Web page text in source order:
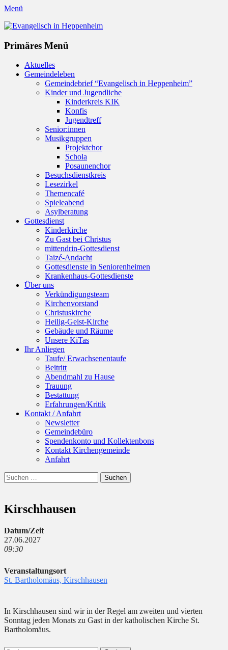
Menü
Evangelisch in Heppenheim
Primäres Menü
Zum
Inhalt
Aktuelles
Gemeindeleben
Gemeindebrief “Evangelisch in Heppenheim”
Kinder und Jugendliche
Kinderkreis KIK
Konfis
Jugendtreff
Senior:innen
Musikgruppen
Projektchor
Schola
Posaunenchor
Besuchsdienstkreis
Lesezirkel
Themencafé
Spieleabend
Asylberatung
Gottesdienst
Kinderkirche
Zu Gast bei Christus
mittendrin-Gottesdienst
Taizé-Andacht
Gottesdienste in Seniorenheimen
Krankenhaus-Gottesdienste
Über uns
Verkündigungsteam
Kirchenvorstand
Christuskirche
Heilig-Geist-Kirche
Gebäude und Räume
Unsere KiTas
Ihr Anliegen
Taufe/ Erwachsenentaufe
Beitritt
Abendmahl zu Hause
Trauung
Bestattung
Erfahrungen/Kritik
Kontakt / Anfahrt
Newsletter
Gemeindebüro
Spendenkonto und Kollektenbons
Kontakt Kirchengemeinde
Anfahrt
Suchen
Suchen
nach:
Kirschhausen
Datum/Zeit
27.06.2027
09:30
Veranstaltungsort
St. Bartholomäus, Kirschhausen
In Kirschhausen sind wir in der Regel am zweiten und vierten
Sonntag jeden Monats zu Gast in der katholischen Kirche St.
Bartholomäus.